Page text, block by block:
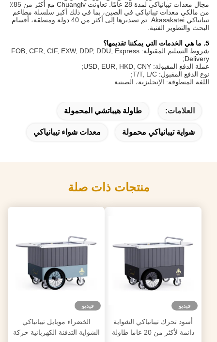
مجال معدات تيبانياكي لمدة 28 عامًا. تعاونت Chuanglv مع أكثر من 85٪
من مالكي معدات تيبانياكي في الصين، بما في ذلك أكبر سلسلة مطاعم
تيبانياكي Akasakatei. تم تصديرها إلى أكثر من 40 دولة ومنطقة، أقسام
البحث والتطوير الفنية.
5. ما هي الخدمات التي يمكننا تقديمها؟
شروط التسليم المقبولة: FOB, CFR, CIF, EXW, DDP, DDU, Express
Delivery;
عملة الدفع المقبولة: USD, EUR, HKD, CNY;
نوع الدفع المقبول: T/T, L/C;
اللغة المنطوقة: الإنجليزية، الصينية
العلامات: طاولة هيباتشي المحمولة
شواية تيبانياكي محمولة معدات شواء تيبانياكي
منتجات ذات صلة
فيديو
أسود تحرك تيبانياكي الشواية
دائمة لأكثر من 20 عاما طاولة
فيديو
الخضراء موبايل تيبانياكي
الشواية التدفئة الكهربائية حركة